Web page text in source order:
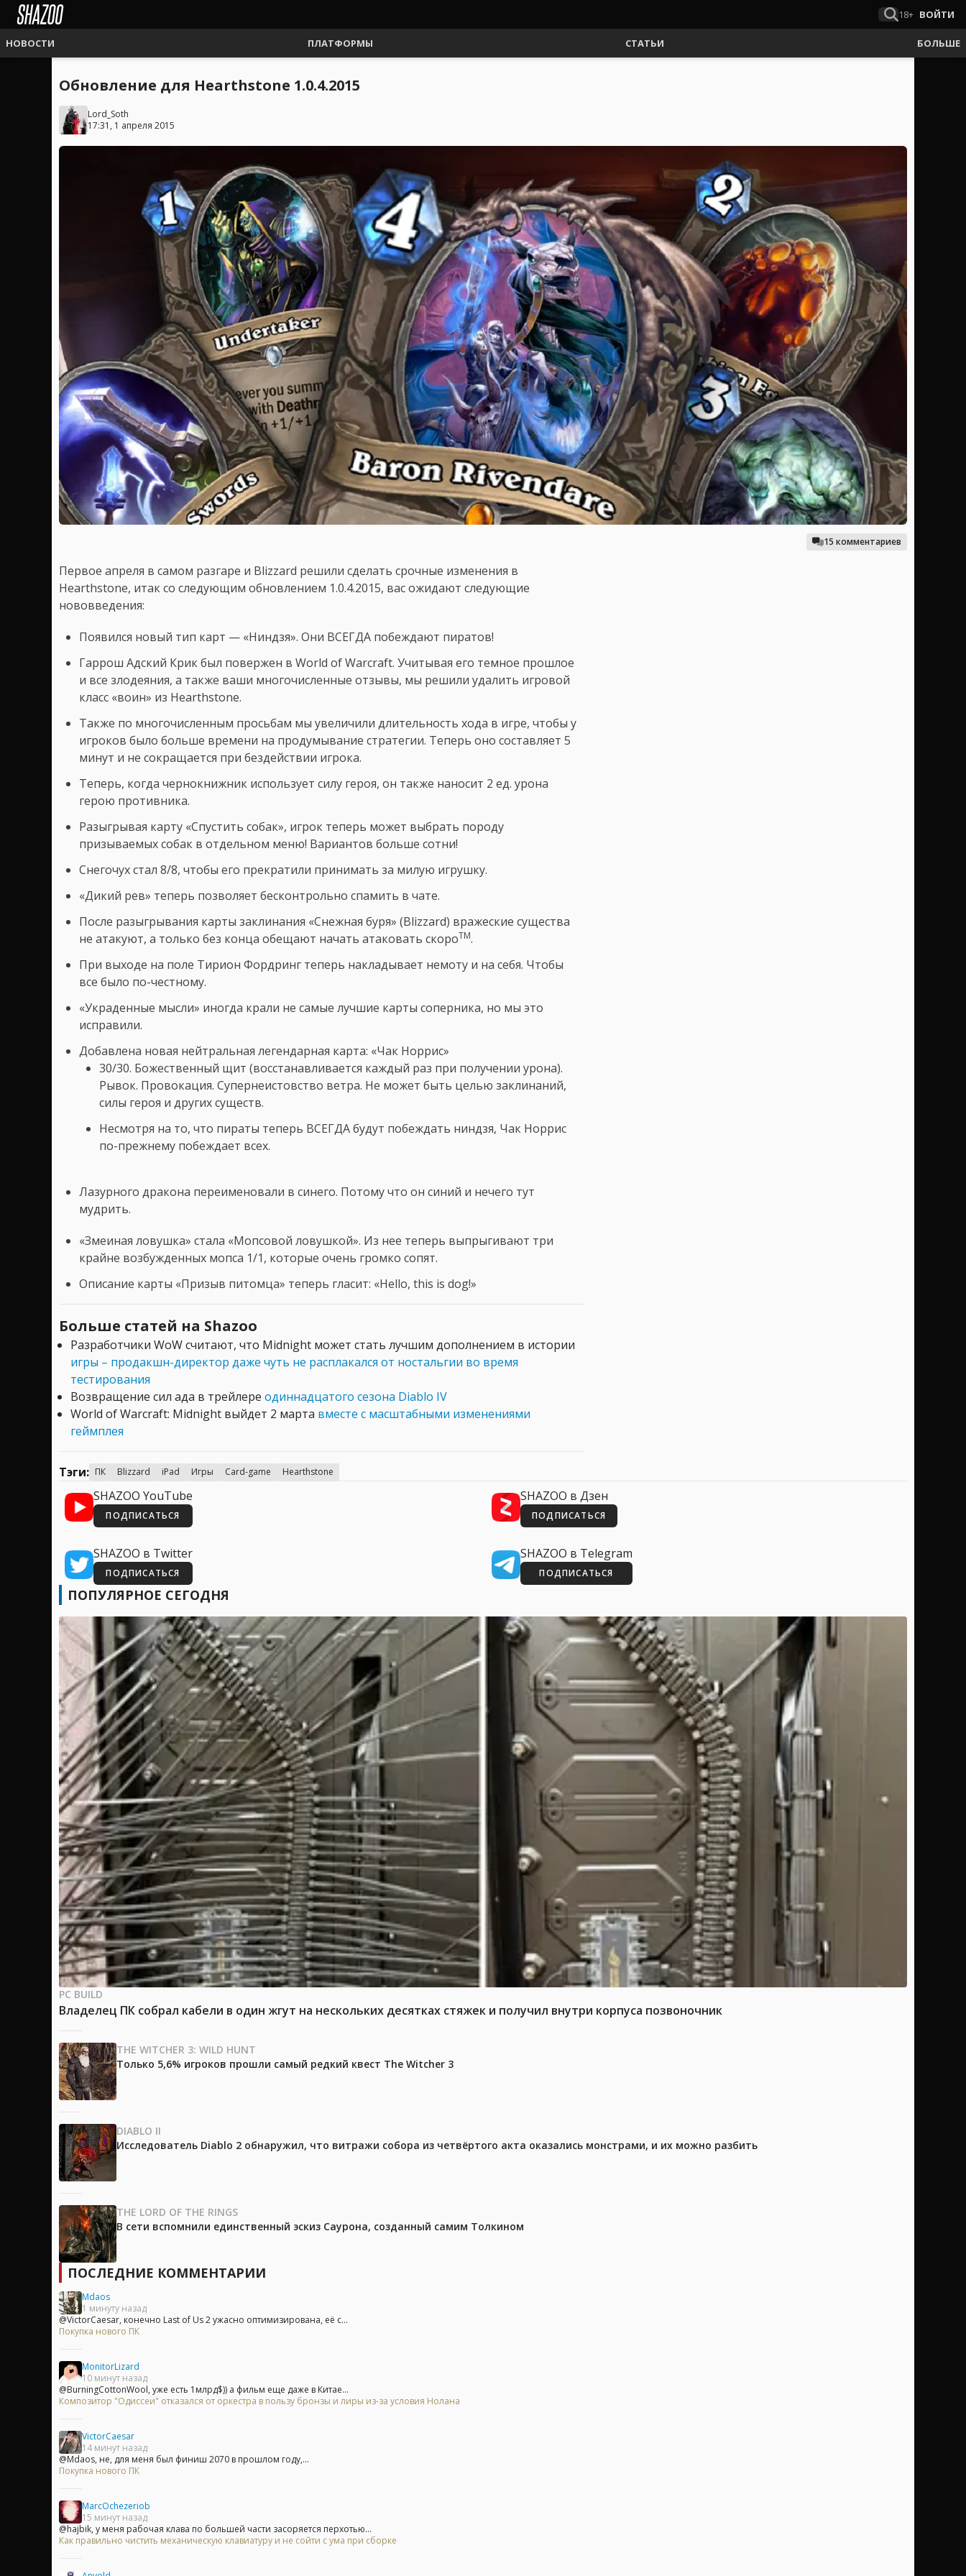
18+ ВОЙТИ
НОВОСТИ ПЛАТФОРМЫ СТАТЬИ БОЛЬШЕ
Обновление для Hearthstone 1.0.4.2015
Lord_Soth
17:31, 1 апреля 2015
15 комментариев
Первое апреля в самом разгаре и Blizzard решили сделать срочные изменения в
Hearthstone, итак со следующим обновлением 1.0.4.2015, вас ожидают следующие
нововведения:
Появился новый тип карт — «Ниндзя». Они ВСЕГДА побеждают пиратов!
Гаррош Адский Крик был повержен в World of Warcraft. Учитывая его темное прошлое
и все злодеяния, а также ваши многочисленные отзывы, мы решили удалить игровой
класс «воин» из Hearthstone.
Также по многочисленным просьбам мы увеличили длительность хода в игре, чтобы у
игроков было больше времени на продумывание стратегии. Теперь оно составляет 5
минут и не сокращается при бездействии игрока.
Теперь, когда чернокнижник использует силу героя, он также наносит 2 ед. урона
герою противника.
Разыгрывая карту «Спустить собак», игрок теперь может выбрать породу
призываемых собак в отдельном меню! Вариантов больше сотни!
Снегочух стал 8/8, чтобы его прекратили принимать за милую игрушку.
«Дикий рев» теперь позволяет бесконтрольно спамить в чате.
После разыгрывания карты заклинания «Снежная буря» (Blizzard) вражеские существа
не атакуют, а только без конца обещают начать атаковать скороTM.
При выходе на поле Тирион Фордринг теперь накладывает немоту и на себя. Чтобы
все было по-честному.
«Украденные мысли» иногда крали не самые лучшие карты соперника, но мы это
исправили.
Добавлена новая нейтральная легендарная карта: «Чак Норрис»
30/30. Божественный щит (восстанавливается каждый раз при получении урона).
Рывок. Провокация. Супернеистовство ветра. Не может быть целью заклинаний,
силы героя и других существ.
Несмотря на то, что пираты теперь ВСЕГДА будут побеждать ниндзя, Чак Норрис
по-прежнему побеждает всех.
Лазурного дракона переименовали в синего. Потому что он синий и нечего тут
мудрить.
«Змеиная ловушка» стала «Мопсовой ловушкой». Из нее теперь выпрыгивают три
крайне возбужденных мопса 1/1, которые очень громко сопят.
Описание карты «Призыв питомца» теперь гласит: «Hello, this is dog!»
Больше статей на Shazoo
Разработчики WoW считают, что Midnight может стать лучшим дополнением в истории
игры – продакшн-директор даже чуть не расплакался от ностальгии во время
тестирования
Возвращение сил ада в трейлере одиннадцатого сезона Diablo IV
World of Warcraft: Midnight выйдет 2 марта вместе с масштабными изменениями
геймплея
Тэги: ПК Blizzard iPad Игры Card-game Hearthstone
SHAZOO YouTube
ПОДПИСАТЬСЯ
SHAZOO в Дзен
ПОДПИСАТЬСЯ
SHAZOO в Twitter
ПОДПИСАТЬСЯ
SHAZOO в Telegram
ПОДПИСАТЬСЯ
ПОПУЛЯРНОЕ СЕГОДНЯ
PC BUILD
Владелец ПК собрал кабели в один жгут на нескольких десятках стяжек и получил внутри корпуса позвоночник
THE WITCHER 3: WILD HUNT
Только 5,6% игроков прошли самый редкий квест The Witcher 3
DIABLO II
Исследователь Diablo 2 обнаружил, что витражи собора из четвёртого акта оказались монстрами, и их можно разбить
THE LORD OF THE RINGS
В сети вспомнили единственный эскиз Саурона, созданный самим Толкином
ПОСЛЕДНИЕ КОММЕНТАРИИ
Mdaos
1 минуту назад
@VictorCaesar, конечно Last of Us 2 ужасно оптимизирована, её с...
Покупка нового ПК
MonitorLizard
10 минут назад
@BurningCottonWool, уже есть 1млрд$)) а фильм еще даже в Китае...
Композитор "Одиссеи" отказался от оркестра в пользу бронзы и лиры из-за условия Нолана
VictorCaesar
14 минут назад
@Mdaos, не, для меня был финиш 2070 в прошлом году,...
Покупка нового ПК
MarcOchezeriob
15 минут назад
@hajbik, у меня рабочая клава по большей части засоряется перхотью...
Как правильно чистить механическую клавиатуру и не сойти с ума при сборке